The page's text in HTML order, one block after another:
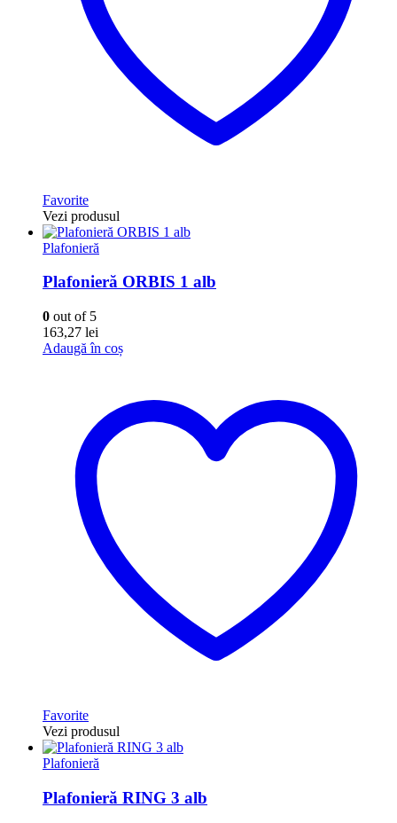
Favorite
Vezi produsul
Plafonieră
Plafonieră ORBIS 1 alb
0 out of 5
163,27 lei
Adaugă în coș
Favorite
Vezi produsul
Plafonieră
Plafonieră RING 3 alb